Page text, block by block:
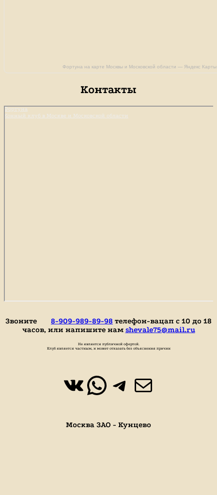
Фортуна на карте Москвы и Московской области — Яндекс Карты
Контакты
Фортуна
Конный клуб в Москве и Московской области
Звоните 8-909-989-89-98 телефон-вацап с 10 до 18
часов, или напишите нам shevale75@mail.ru
Не является публичной офертой.
Клуб является частным, и может отказать без объяснения причин
ВКонтакте
WhatsApp
https://
Почта
Москва ЗАО - Кунцево